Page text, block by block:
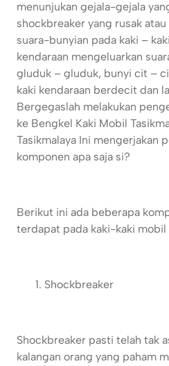
menunjukan gejala-gejala
shockbreaker yang rusak
suara-bunyian pada kaki –
kendaraan mengeluarkan
gluduk – gluduk, bunyi cit –
kaki kendaraan berdecit dan
Bergegaslah melakukan
ke Bengkel Kaki Mobil
Tasikmalaya Ini mengerjakan
komponen apa saja si?
Berikut ini ada beberapa
terdapat pada kaki-kaki mobil
Shockbreaker
Shockbreaker pasti telah tak
kalangan orang yang paham